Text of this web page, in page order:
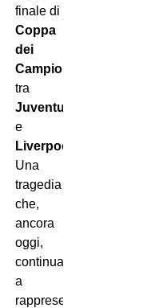
finale di
Coppa
dei
Campioni
tra
Juventus
e
Liverpool
Una
tragedia
che,
ancora
oggi,
continua
a
rappresentare